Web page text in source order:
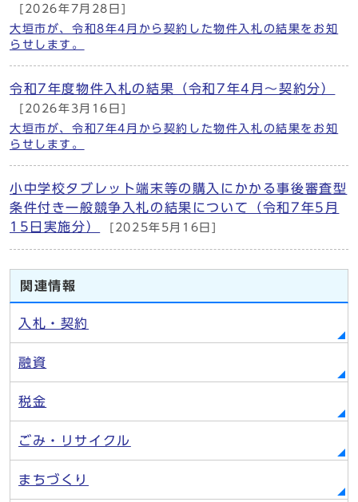
[2026年7月28日]
大垣市が、令和8年4月から契約した物件入札の結果をお知
らせします。
令和7年度物件入札の結果（令和7年4月～契約分）
[2026年3月16日]
大垣市が、令和7年4月から契約した物件入札の結果をお知
らせします。
小中学校タブレット端末等の購入にかかる事後審査型
条件付き一般競争入札の結果について（令和7年5月
15日実施分）
[2025年5月16日]
関連情報
入札・契約
融資
税金
ごみ・リサイクル
まちづくり